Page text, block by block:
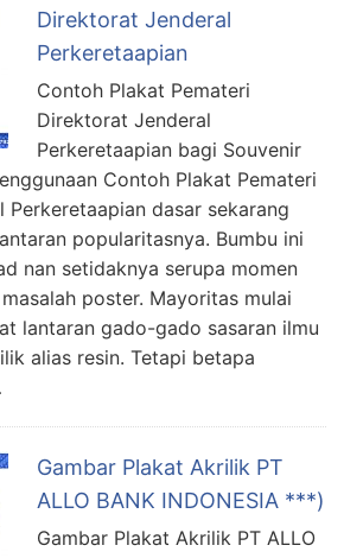
Direktorat Jenderal
Perkeretaapian
Contoh Plakat Pemateri
Direktorat Jenderal
Perkeretaapian bagi Souvenir
Contoh Plakat Pemateri
dasar sekarang
popularitasnya. Bumbu ini
nan setidaknya serupa momen
poster. Mayoritas mulai
lantaran gado-gado sasaran ilmu
alias resin. Tetapi betapa
Gambar Plakat Akrilik PT
ALLO BANK INDONESIA ***)
Gambar Plakat Akrilik PT ALLO